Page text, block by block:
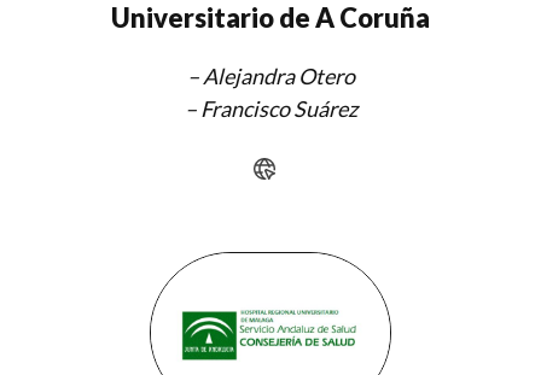
Universitario de A Coruña
– Alejandra Otero
– Francisco Suárez